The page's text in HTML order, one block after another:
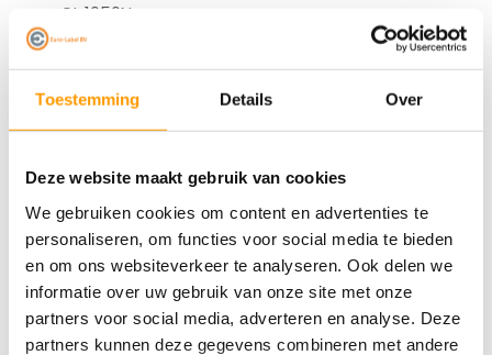
Toestemming Details Over
Deze website maakt gebruik van cookies
We gebruiken cookies om content en advertenties te
personaliseren, om functies voor social media te bieden
en om ons websiteverkeer te analyseren. Ook delen we
informatie over uw gebruik van onze site met onze
partners voor social media, adverteren en analyse. Deze
partners kunnen deze gegevens combineren met andere
QL 1050N
QL 1060N
QL 560
QL 570
QL 650TD
QL 710W
QL 720NW
QL 800
QL 810W
QL 820NW
QL 1100